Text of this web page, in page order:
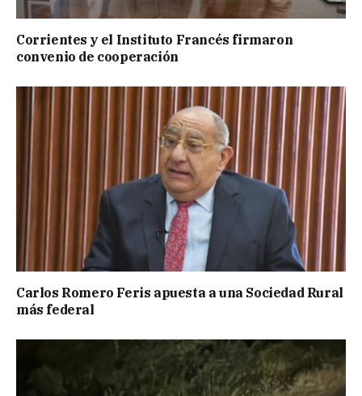
Corrientes y el Instituto Francés firmaron
convenio de cooperación
Carlos Romero Feris apuesta a una Sociedad Rural
más federal